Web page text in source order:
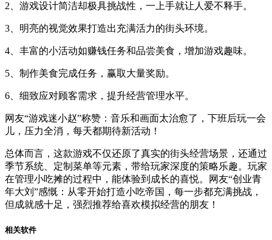
2、游戏设计简洁却极具挑战性，一上手就让人爱不释手。
3、明亮的视觉效果打造出充满活力的街头环境。
4、丰富的小活动如赚钱任务和品尝美食，增加游戏趣味。
5、制作美食完成任务，赢取大量奖励。
6、细致应对顾客需求，提升经营管理水平。
网友“游戏迷小赵”称赞：音乐和画面太治愈了，下班后玩一会
儿，压力全消，每天都期待新活动！
总体而言，这款游戏不仅还原了真实的街头经营场景，还通过
季节系统、定制菜单等元素，带给玩家深度的策略乐趣。玩家
在管理小吃摊的过程中，能体验到成长的喜悦。网友“创业青
年大刘”感慨：从零开始打造小吃帝国，每一步都充满挑战，
但成就感十足，强烈推荐给喜欢模拟经营的朋友！
相关软件